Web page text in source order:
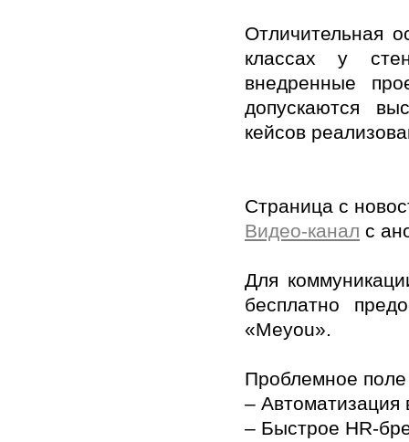
Отличительная
классах у
внедренные
допускаются
кейсов
Страница с
Видео-канал с
Для
бесплатно
«Meyou».
Проблемное
– Автоматизация
– Быстрое HR-